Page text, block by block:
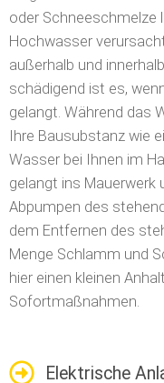
oder Schneeschmelze
Hochwasser
außerhalb und
schädigend ist es,
gelangt. Während das
Ihre Bausubstanz wie
Wasser bei Ihnen im
gelangt ins Mauerwerk
Abpumpen des
dem Entfernen des
Menge Schlamm und
hier einen kleinen
Sofortmaßnahmen.
Elektrische